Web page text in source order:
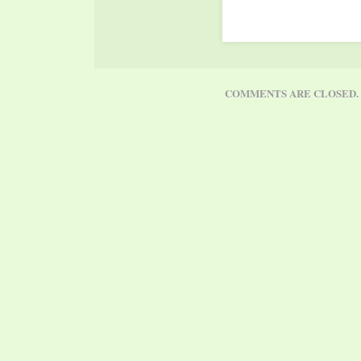
COMMENTS ARE CLOSED.